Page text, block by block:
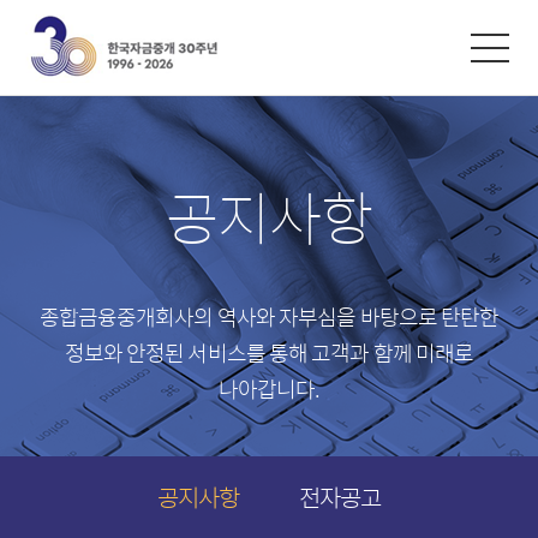
환율/금리
외환환율
재정환율
콜금리
레포금리
채권금리
스왑금리
시황자료
자금시장 동향
채권시장 동향
파생시장 동향
한글 ENGLISH 中文
공지사항
종합금융중개회사의 역사와 자부심을 바탕으로탄탄한
정보와 안정된 서비스를 통해 고객과 함께 미래로
나아갑니다.
공지사항 전자공고